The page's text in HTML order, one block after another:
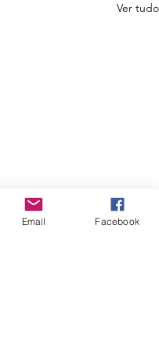
Ver tudo
Email Facebook